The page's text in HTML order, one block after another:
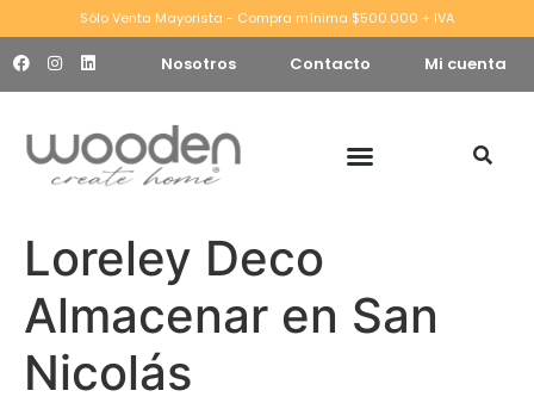
Sólo Venta Mayorista - Compra mínima $500.000 + IVA
Nosotros Contacto Mi cuenta
Loreley Deco
Almacenar en San
Nicolás